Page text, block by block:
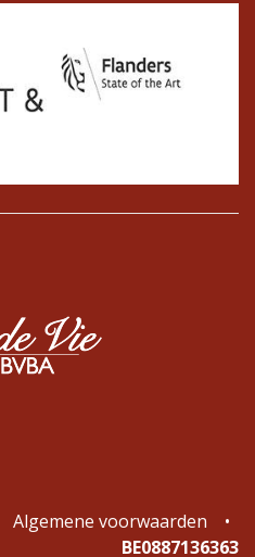
Algemene voorwaarden
•
BE0887136363